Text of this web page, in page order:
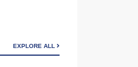
EXPLORE ALL